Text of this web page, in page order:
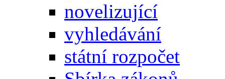
novelizující
vyhledávání
státní rozpočet